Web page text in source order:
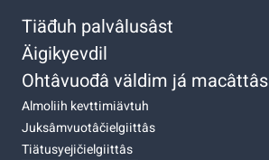
Tiäđuh palvâlusâst
Äigikyevdil
Ohtâvuođâ väldim já macâttâs
Almoliih kevttimiävtuh
Juksâmvuotâčielgiittâs
Tiätusyejičielgiittâs